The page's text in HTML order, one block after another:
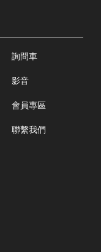
詢問車
影音
會員專區
聯繫我們